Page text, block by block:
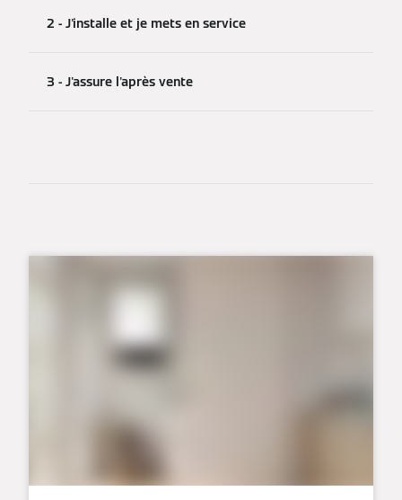
2 - J'installe et je mets en service
3 - J'assure l'après vente